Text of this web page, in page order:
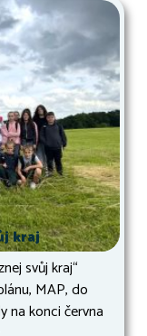
kraj
svůj kraj“
MAP, do
na konci června